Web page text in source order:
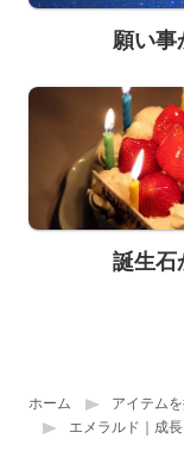
願い事
誕生石
ホーム アイテム
エメラルド｜成